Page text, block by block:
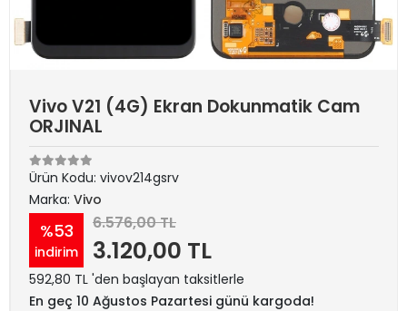
Vivo V21 (4G) Ekran Dokunmatik Cam
ORJINAL
Ürün Kodu: vivov214gsrv
Marka: Vivo
%53
indirim
6.576,00 TL
3.120,00 TL
592,80 TL 'den başlayan taksitlerle
En geç 10 Ağustos Pazartesi günü kargoda!